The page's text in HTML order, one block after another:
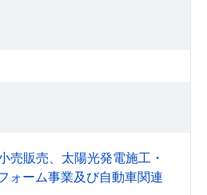
売販売、太陽光発電施工・
ォーム事業及び自動車関連